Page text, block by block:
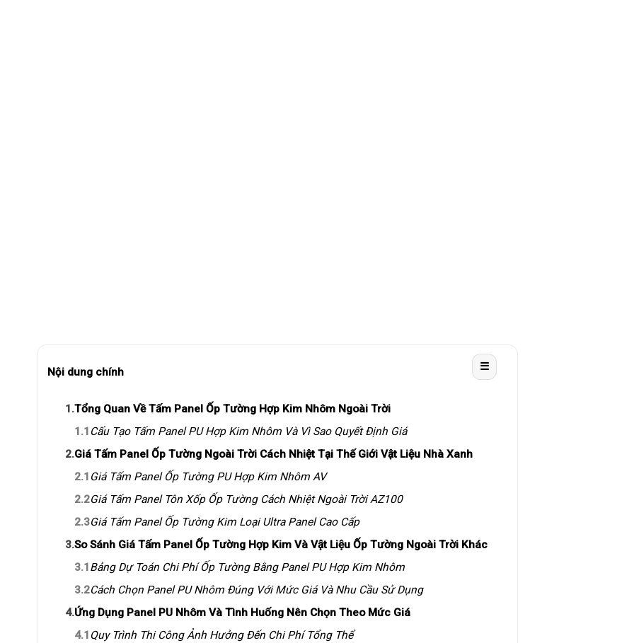
Nội dung chính ☰
1.Tổng Quan Về Tấm Panel Ốp Tường Hợp Kim Nhôm Ngoài Trời
1.1 Cấu Tạo Tấm Panel PU Hợp Kim Nhôm Và Vì Sao Quyết Định Giá
2.Giá Tấm Panel Ốp Tường Ngoài Trời Cách Nhiệt Tại Thế Giới Vật Liệu Nhà Xanh
2.1 Giá Tấm Panel Ốp Tường PU Hợp Kim Nhôm AV
2.2Giá Tấm Panel Tôn Xốp Ốp Tường Cách Nhiệt Ngoài Trời AZ100
2.3Giá Tấm Panel Ốp Tường Kim Loại Ultra Panel Cao Cấp
3.So Sánh Giá Tấm Panel Ốp Tường Hợp Kim Và Vật Liệu Ốp Tường Ngoài Trời Khác
3.1 Bảng Dự Toán Chi Phí Ốp Tường Bằng Panel PU Hợp Kim Nhôm
3.2Cách Chọn Panel PU Nhôm Đúng Với Mức Giá Và Nhu Cầu Sử Dụng
4.Ứng Dụng Panel PU Nhôm Và Tình Huống Nên Chọn Theo Mức Giá
4.1 Quy Trình Thi Công Ảnh Hưởng Đến Chi Phí Tổng Thể